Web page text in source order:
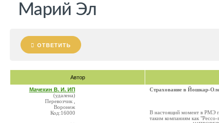
Марий Эл
ОТВЕТИТЬ
Автор
Мачехин В. И. ИП
(удалена)
Перевозчик ,
Воронеж
Код:16000
Страхование в Йошкар-
В настоящий момент в РМЭ
таким компаниям как